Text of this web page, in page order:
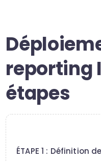
reporting
étapes
ÉTAPE 1 : Définition